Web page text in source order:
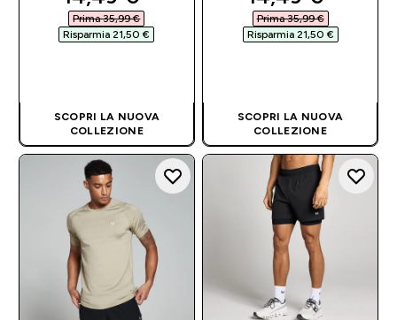
Prima 35,99 €‎
Risparmia 21,50 €‎
SCOPRI LA NUOVA
COLLEZIONE
Prima 35,99 €‎
Risparmia 21,50 €‎
SCOPRI LA NUOVA
COLLEZIONE